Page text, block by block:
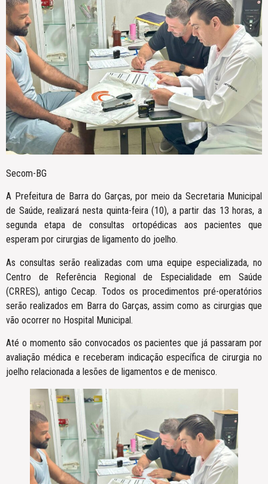
Secom-BG
A Prefeitura de Barra do Garças, por meio da Secretaria Municipal
de Saúde, realizará nesta quinta-feira (10), a partir das 13 horas, a
segunda etapa de consultas ortopédicas aos pacientes que
esperam por cirurgias de ligamento do joelho.
As consultas serão realizadas com uma equipe especializada, no
Centro de Referência Regional de Especialidade em Saúde
(CRRES), antigo Cecap. Todos os procedimentos pré-operatórios
serão realizados em Barra do Garças, assim como as cirurgias que
vão ocorrer no Hospital Municipal.
Até o momento são convocados os pacientes que já passaram por
avaliação médica e receberam indicação específica de cirurgia no
joelho relacionada a lesões de ligamentos e de menisco.